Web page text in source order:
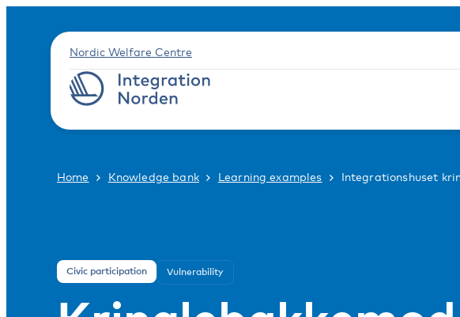
Nordic Welfare Centre
Home Knowledge bank Learning examples Integrationshuset
Civic participation Vulnerability